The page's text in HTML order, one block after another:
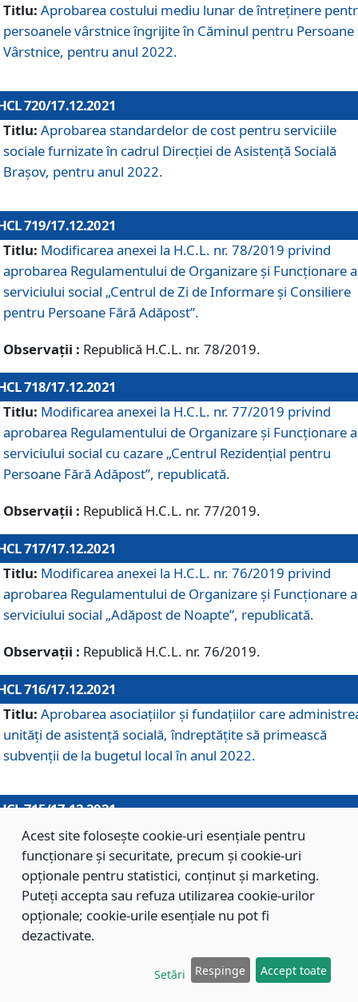
Titlu: Aprobarea costului mediu lunar de întreţinere
persoanele vârstnice îngrijite în Căminul pentru Persoane
Vârstnice, pentru anul 2022.
720/17.12.2021
Titlu: Aprobarea standardelor de cost pentru serviciile
sociale furnizate în cadrul Direcției de Asistență Socială
Brașov, pentru anul 2022.
719/17.12.2021
Titlu: Modificarea anexei la H.C.L. nr. 78/2019 privind
aprobarea Regulamentului de Organizare și Funcționare
serviciului social „Centrul de Zi de Informare şi Consiliere
pentru Persoane Fără Adăpost”.
Observații : Republică H.C.L. nr. 78/2019.
718/17.12.2021
Titlu: Modificarea anexei la H.C.L. nr. 77/2019 privind
aprobarea Regulamentului de Organizare și Funcționare
serviciului social cu cazare „Centrul Rezidențial pentru
Persoane Fără Adăpost”, republicată.
Observații : Republică H.C.L. nr. 77/2019.
717/17.12.2021
Titlu: Modificarea anexei la H.C.L. nr. 76/2019 privind
aprobarea Regulamentului de Organizare şi Funcționare
serviciului social „Adăpost de Noapte”, republicată.
Observații : Republică H.C.L. nr. 76/2019.
716/17.12.2021
Titlu: Aprobarea asociaţiilor şi fundaţiilor care
unităţi de asistenţă socială, îndreptăţite să primească
subvenţii de la bugetul local în anul 2022.
715/17.12.2021
Titlu: Aprobarea Planului de acţiuni sau lucrări de interes
local pentru anul 2022.
714/17.12.2021
Titlu: Modificarea Anexei la H.C.L. nr. 709/2020 privind
aprobarea Regulamentului de Organizare şi Funcţionare
Direcţiei de Asistenţă Socială Braşov.
Acest site folosește cookie-uri esențiale pentru
funcționare și securitate, precum și cookie-uri
opționale pentru statistici, conținut și marketing.
Puteți accepta sau refuza utilizarea cookie-urilor
opționale; cookie-urile esențiale nu pot fi
dezactivate.
Setări Respinge Accept toate